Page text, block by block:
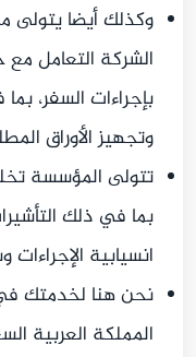
وكذلك أيضا
الشركة التعامل
بإجراءات السفر،
وتجهيز الأوراق
تتولى المؤسسة
بما في ذلك
انسيابية الإجراءات
نحن هنا لخدمتك
المملكة العربية